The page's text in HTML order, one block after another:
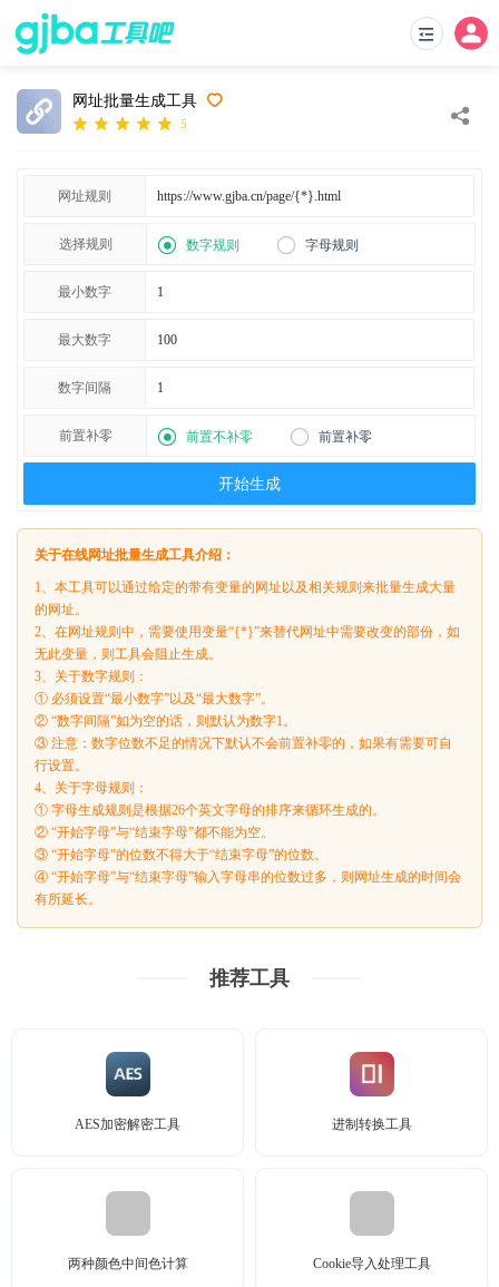
网址批量生成工具
5
网址规则
选择规则 数字规则 字母规则
最小数字
最大数字
数字间隔
前置补零 前置不补零 前置补零
开始生成
关于在线网址批量生成工具介绍：
1、本工具可以通过给定的带有变量的网址以及相关规则来批量生成大量
的网址。
2、在网址规则中，需要使用变量“{*}”来替代网址中需要改变的部份，如
无此变量，则工具会阻止生成。
3、关于数字规则：
① 必须设置“最小数字”以及“最大数字”。
② “数字间隔”如为空的话，则默认为数字1。
③ 注意：数字位数不足的情况下默认不会前置补零的，如果有需要可自
行设置。
4、关于字母规则：
① 字母生成规则是根据26个英文字母的排序来循环生成的。
② “开始字母”与“结束字母”都不能为空。
③ “开始字母”的位数不得大于“结束字母”的位数。
④ “开始字母”与“结束字母”输入字母串的位数过多，则网址生成的时间会
有所延长。
推荐工具
AES加密解密工具 进制转换工具
两种颜色中间色计算 Cookie导入处理工具